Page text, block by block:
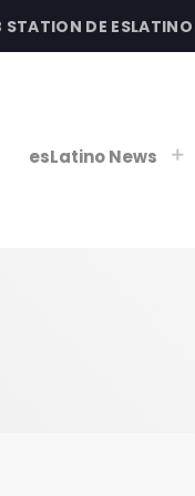
DE ESLATINO
esLatino News